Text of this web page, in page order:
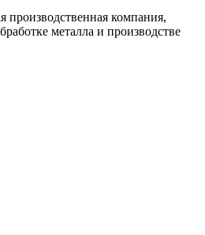
компания,
металла и производстве